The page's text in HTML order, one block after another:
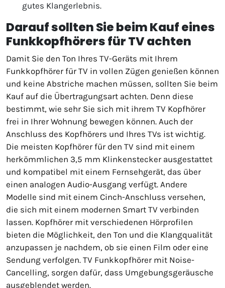
gutes Klangerlebnis.
Darauf sollten Sie beim Kauf eines
Funkkopfhörers für TV achten
Damit Sie den Ton Ihres TV-Geräts mit Ihrem
Funkkopfhörer für TV in vollen Zügen genießen können
und keine Abstriche machen müssen, sollten Sie beim
Kauf auf die Übertragungsart achten. Denn diese
bestimmt, wie sehr Sie sich mit ihrem TV Kopfhörer
frei in Ihrer Wohnung bewegen können. Auch der
Anschluss des Kopfhörers und Ihres TVs ist wichtig.
Die meisten Kopfhörer für den TV sind mit einem
herkömmlichen 3,5 mm Klinkenstecker ausgestattet
und kompatibel mit einem Fernsehgerät, das über
einen analogen Audio-Ausgang verfügt. Andere
Modelle sind mit einem Cinch-Anschluss versehen,
die sich mit einem modernen Smart TV verbinden
lassen. Kopfhörer mit verschiedenen Hörprofilen
bieten die Möglichkeit, den Ton und die Klangqualität
anzupassen je nachdem, ob sie einen Film oder eine
Sendung verfolgen. TV Funkkopfhörer mit Noise-
Cancelling, sorgen dafür, dass Umgebungsgeräusche
ausgeblendet werden.